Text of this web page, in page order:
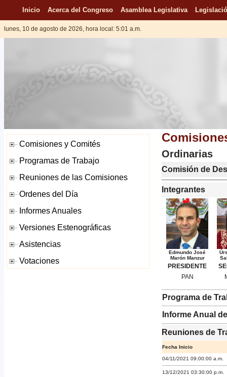
Inicio Acerca del Congreso Asamblea Legislativa
lunes, 10 de agosto de 2026, hora local: 5:01 a.m.
Ordinarias
Comisión de
Integrantes
Edmundo José
Marón Manzur
PRESIDENTE
PAN
Programa de
Informe Anual
Reuniones de
Fecha Inicio
04/11/2021 09:00:00 a.m.
13/12/2021 03:30:00 p.m.